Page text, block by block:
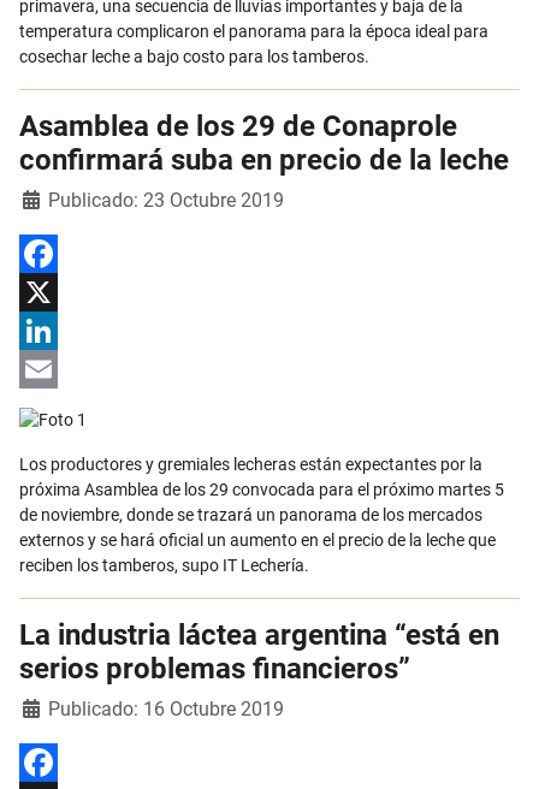
primavera, una secuencia de lluvias importantes y baja de la
temperatura complicaron el panorama para la época ideal para
cosechar leche a bajo costo para los tamberos.
Asamblea de los 29 de Conaprole
confirmará suba en precio de la leche
Detalles
Publicado: 23 Octubre 2019
Facebook
X
LinkedIn
Email
Los productores y gremiales lecheras están expectantes por la
próxima Asamblea de los 29 convocada para el próximo martes 5
de noviembre, donde se trazará un panorama de los mercados
externos y se hará oficial un aumento en el precio de la leche que
reciben los tamberos, supo IT Lechería.
La industria láctea argentina “está en
serios problemas financieros”
Detalles
Publicado: 16 Octubre 2019